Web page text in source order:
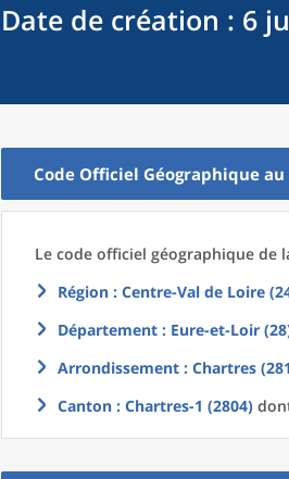
Date de création : 6
Code Officiel Géographique
Le code officiel géographique de
Région : Centre-Val de Loire
Département : Eure-et-Loir
Arrondissement : Chartres
Canton : Chartres-1 (2804)